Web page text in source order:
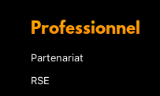
Professionnel
Partenariat
RSE